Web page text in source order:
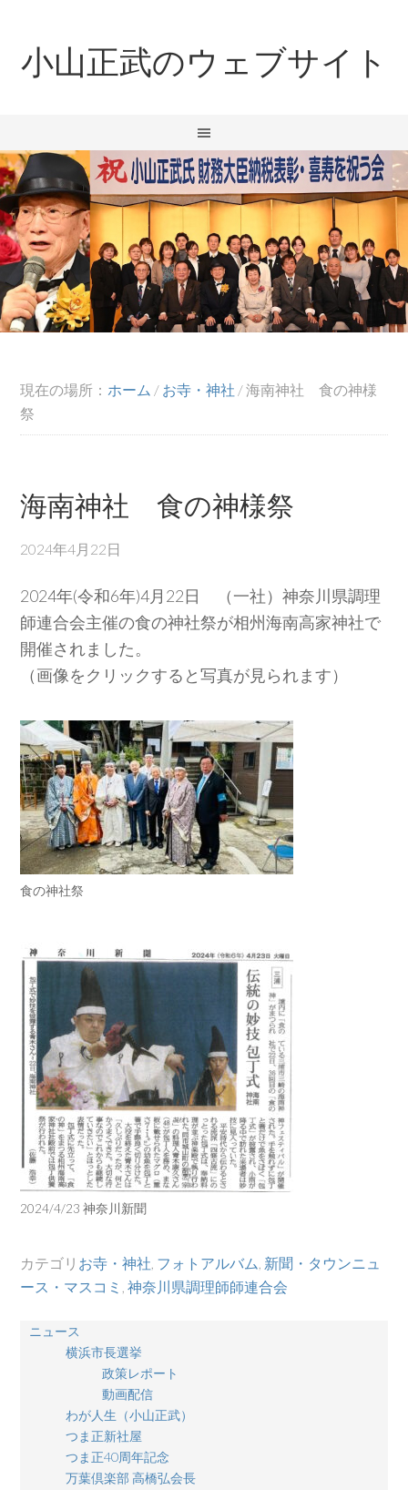
小山正武のウェブサイト
現在の場所： ホーム / お寺・神社 /海南神社 食の神様
祭
海南神社 食の神様祭
2024年4月22日
2024年(令和6年)4月22日 （一社）神奈川県調理
師連合会主催の食の神社祭が相州海南高家神社で
開催されました。
（画像をクリックすると写真が見られます）
食の神社祭
2024/4/23 神奈川新聞
カテゴリ お寺・神社 フォトアルバム 新聞・タウンニュ
ース・マスコミ ,神奈川県調理師師連合会
ニュース
横浜市長選挙
政策レポート
動画配信
わが人生（小山正武）
つま正新社屋
つま正40周年記念
万葉倶楽部 高橋弘会長